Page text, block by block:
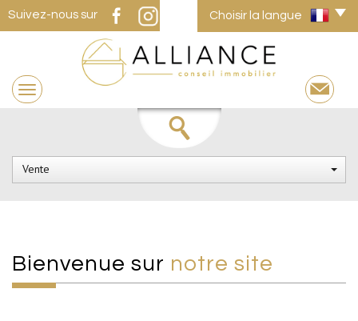
Suivez-nous sur Choisir la langue
Vente
Bienvenue sur notre site